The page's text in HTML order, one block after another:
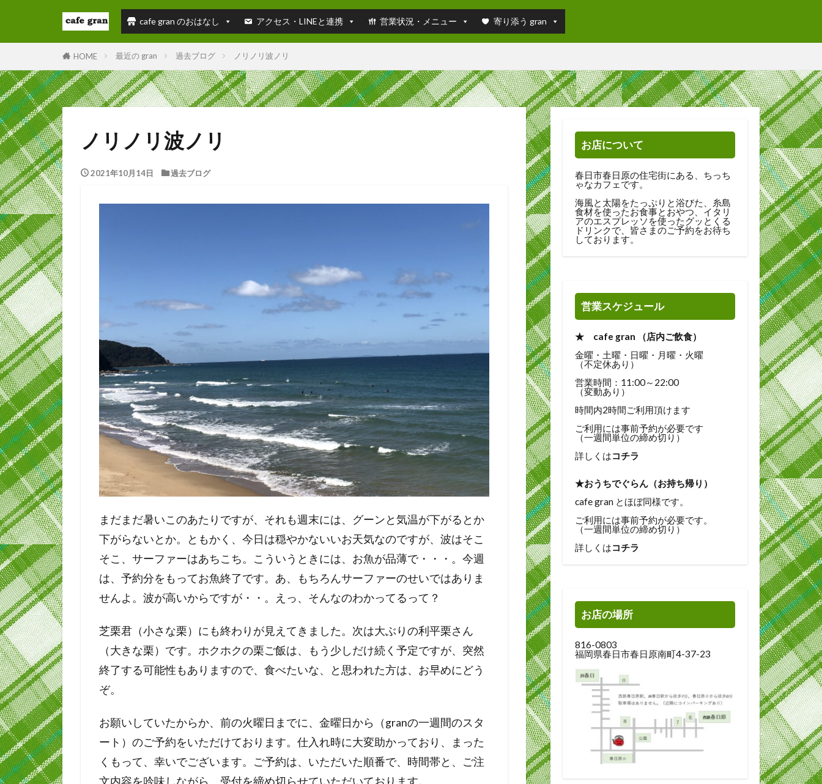
cafe gran のおはなし アクセス・LINEと連携 営業状況・メニュー 寄り添う gran
HOME 最近の gran 過去ブログ ノリノリ波ノリ
ノリノリ波ノリ
2021年10月14日 過去ブログ
まだまだ暑いこのあたりですが、それも週末には、グーンと気温が下がるとか
下がらないとか。ともかく、今日は穏やかないいお天気なのですが、波はそこ
そこ、サーファーはあちこち。こういうときには、お魚が品薄で・・・。今週
は、予約分をもってお魚終了です。あ、もちろんサーファーのせいではありま
せんよ。波が高いからですが・・。えっ、そんなのわかってるって？
芝栗君（小さな栗）にも終わりが見えてきました。次は大ぶりの利平栗さん
（大きな栗）です。ホクホクの栗ご飯は、もう少しだけ続く予定ですが、突然
終了する可能性もありますので、食べたいな、と思われた方は、お早めにどう
ぞ。
お願いしていたからか、前の火曜日までに、金曜日から（granの一週間のスタ
ート）のご予約をいただけております。仕入れ時に大変助かっており、まった
くもって、幸いでございます。ご予約は、いただいた順番で、時間帯と、ご注
文内容を吟味しながら、受付を締め切らせていただいております。
お店について
春日市春日原の住宅街にある、ちっち
ゃなカフェです。
海風と太陽をたっぷりと浴びた、糸島
食材を使ったお食事とおやつ、イタリ
アのエスプレッソを使ったグッとくる
ドリンクで、皆さまのご予約をお待ち
しております。
営業スケジュール
★ cafe gran （店内ご飲食）
金曜・土曜・日曜・月曜・火曜
（不定休あり）
営業時間：11:00～22:00
（変動あり）
時間内2時間ご利用頂けます
ご利用には事前予約が必要です
（一週間単位の締め切り）
詳しくはコチラ
★おうちでぐらん（お持ち帰り）
cafe gran とほぼ同様です。
ご利用には事前予約が必要です。
（一週間単位の締め切り）
詳しくはコチラ
お店の場所
816-0803
福岡県春日市春日原南町4-37-23